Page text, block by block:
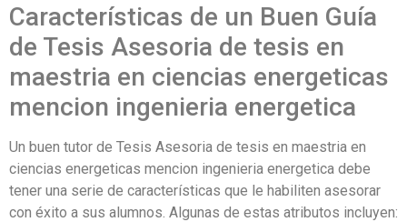
Características de un Buen Guía
de Tesis Asesoria de tesis en
maestria en ciencias energeticas
mencion ingenieria energetica
Un buen tutor de Tesis Asesoria de tesis en maestria en
ciencias energeticas mencion ingenieria energetica debe
tener una serie de características que le habiliten asesorar
con éxito a sus alumnos. Algunas de estas atributos incluyen: